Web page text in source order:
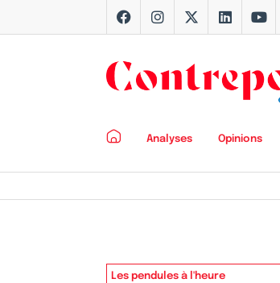
Analyses Opinions
Les pendules à l'heure